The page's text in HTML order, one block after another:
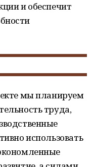
и обеспечит
мы планируем
труда,
использовать